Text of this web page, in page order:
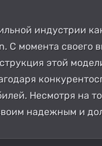
индустрии
С момента своего
этой
Несмотря на
надежным и